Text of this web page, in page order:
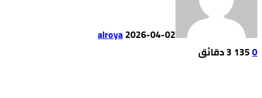
alroya2026-04-02
0
135 3 ‫دقائق‬